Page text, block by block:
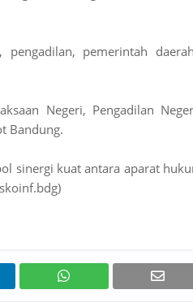
pengadilan, pemerintah
Negeri, Pengadilan
Bandung.
sinergi kuat antara aparat